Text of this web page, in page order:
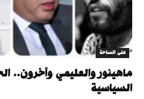
على الساحة
ماهينور والعليمي وآخرون..
السياسية